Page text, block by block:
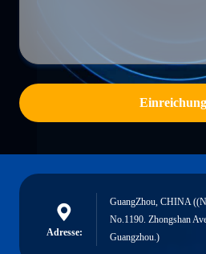
Adresse:
GuangZhou, CHINA
No.1190. Zhongshan
Guangzhou.)